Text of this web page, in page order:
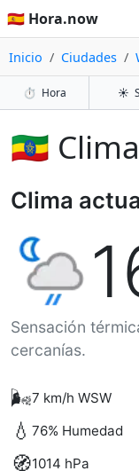
🇪🇸 Hora.now
Inicio Ciudades
⏱️ Hora ☀️
🇪🇹
Clima
Sensación
cercanías.
🌬️7 km/h WSW
💧 76% Humedad
🧭1014 hPa